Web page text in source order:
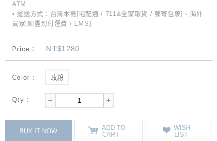
ATM
• 運送方式：台灣本島[宅配通 / 711&全家取貨 / 郵寄包裹]、海外
買家[順豐到付運費 / EMS]
Price： NT$1280
Color : 玫粉
Qty :
BUY IT NOW
ADD TO
CART
WISH
LIST